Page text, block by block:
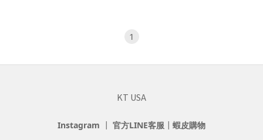
1
KT USA
Instagram ┃ 官方LINE客服 ┃ 蝦皮購物